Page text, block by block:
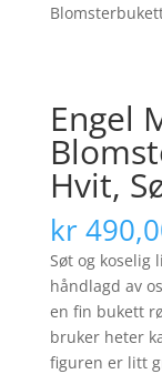
Engel
Hvit,
kr
Søt og koselig
håndlagd av
en fin bukett
bruker heter
figuren er litt